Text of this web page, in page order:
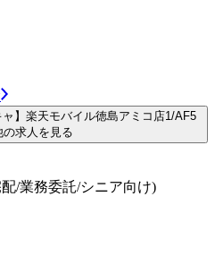
】楽天モバイル徳島アミコ店1/AF5
の求人を見る
/業務委託/シニア向け)